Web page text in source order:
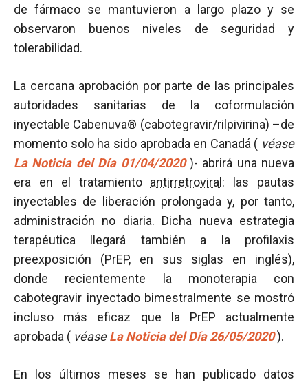
de fármaco se mantuvieron a largo plazo y se
observaron buenos niveles de seguridad y
tolerabilidad.
La cercana aprobación por parte de las principales
autoridades sanitarias de la coformulación
inyectable Cabenuva® (cabotegravir/rilpivirina) –de
momento solo ha sido aprobada en Canadá ( véase
La Noticia del Día 01/04/2020)- abrirá una nueva
era en el tratamiento antirretroviral : las pautas
inyectables de liberación prolongada y, por tanto,
administración no diaria. Dicha nueva estrategia
terapéutica llegará también a la profilaxis
preexposición (PrEP, en sus siglas en inglés),
donde recientemente la monoterapia con
cabotegravir inyectado bimestralmente se mostró
incluso más eficaz que la PrEP actualmente
aprobada ( véaseLa Noticia del Día 26/05/2020).
En los últimos meses se han publicado datos